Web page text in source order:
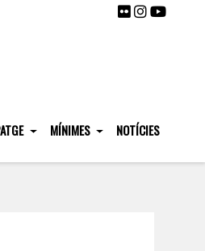
MÍNIMES NOTÍCIES